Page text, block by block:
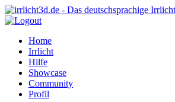
Home
Irrlicht
Hilfe
Showcase
Community
Profil